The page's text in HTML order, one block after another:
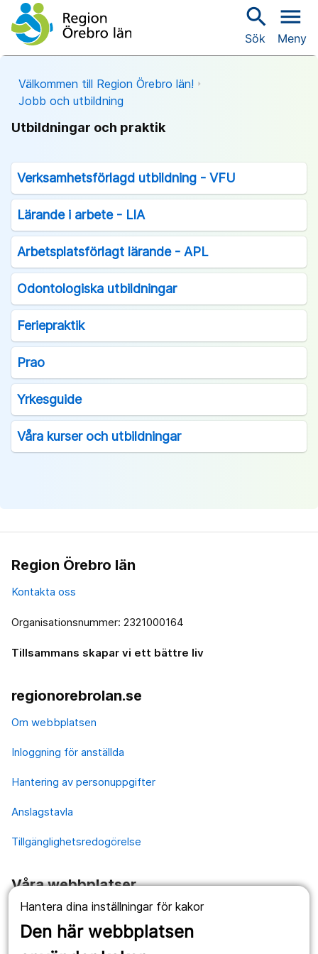
Hantera dina inställningar för kakor
Den här webbplatsen
search
Sök
menu
Meny
Välkommen till Region Örebro län!
Jobb och utbildning
Utbildningar och praktik
Verksamhetsförlagd utbildning - VFU
Lärande i arbete - LIA
Arbetsplatsförlagt lärande - APL
Odontologiska utbildningar
Feriepraktik
Prao
Yrkesguide
Våra kurser och utbildningar
Region Örebro län
Kontakta oss
Organisationsnummer: 2321000164
Tillsammans skapar vi ett bättre liv
regionorebrolan.se
Om webbplatsen
Inloggning för anställda
Hantering av personuppgifter
Anslagstavla
Tillgänglighetsredogörelse
Våra webbplatser
1177.se
Länstrafiken